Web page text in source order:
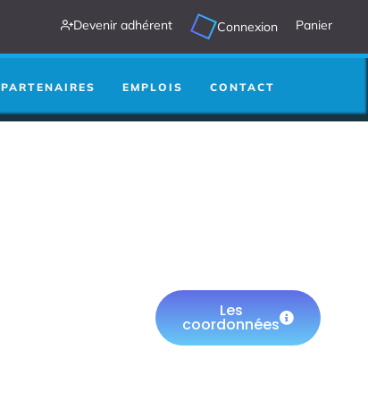
Devenir adhérent Connexion Panier
PARTENAIRES EMPLOIS CONTACT
Les
coordonnées